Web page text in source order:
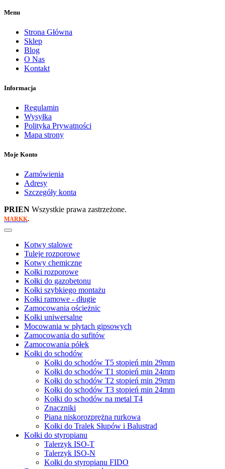
Menu
Strona Główna
Sklep
Blog
O Nas
Kontakt
Informacja
Regulamin
Wysyłka
Polityka Prywatności
Mapa strony
Moje Konto
Zamówienia
Adresy
Szczegóły konta
PRIEN Wszystkie prawa zastrzeżone.
MARKK.
Kotwy stalowe
Tuleje rozporowe
Kotwy chemiczne
Kołki rozporowe
Kołki do gazobetonu
Kołki szybkiego montażu
Kołki ramowe - długie
Zamocowania ościeżnic
Kołki uniwersalne
Mocowania w płytach gipsowych
Zamocowania do sufitów
Zamocowania półek
Kołki do schodów
Kołki do schodów T5 stopień min 29mm
Kołki do schodów T1 stopień min 24mm
Kołki do schodów T2 stopień min 29mm
Kołki do schodów T3 stopień min 24mm
Kołki do schodów na metal T4
Znaczniki
Piana niskorozprężna rurkowa
Kołki do Tralek Słupów i Balustrad
Kołki do styropianu
Talerzyk ISO-T
Talerzyk ISO-N
Kołki do styropianu FIDO